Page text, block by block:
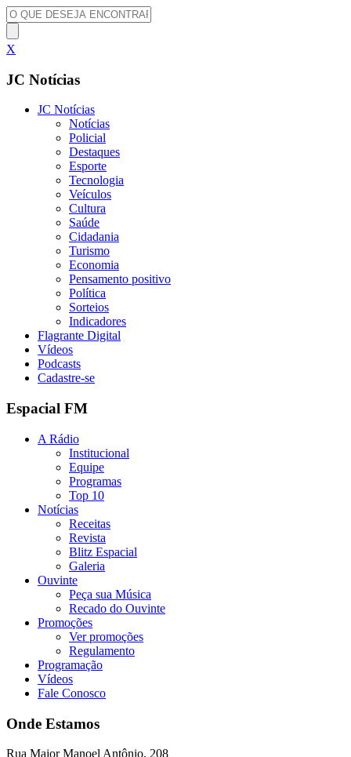
X
JC Notícias
JC Notícias
Notícias
Policial
Destaques
Esporte
Tecnologia
Veículos
Cultura
Saúde
Cidadania
Turismo
Economia
Pensamento positivo
Política
Sorteios
Indicadores
Flagrante Digital
Vídeos
Podcasts
Cadastre-se
Espacial FM
A Rádio
Institucional
Equipe
Programas
Top 10
Notícias
Receitas
Revista
Blitz Espacial
Galeria
Ouvinte
Peça sua Música
Recado do Ouvinte
Promoções
Ver promoções
Regulamento
Programação
Vídeos
Fale Conosco
Onde Estamos
Rua Major Manoel Antônio, 208